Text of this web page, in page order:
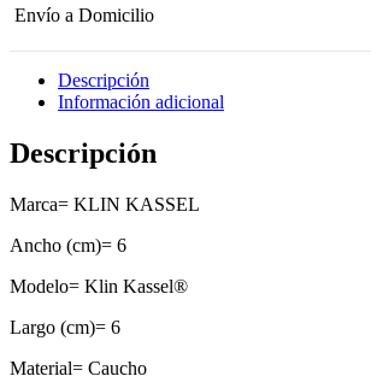
cantidad
Envío a Domicilio
Descripción
Información adicional
Descripción
Marca= KLIN KASSEL
Ancho (cm)= 6
Modelo= Klin Kassel®
Largo (cm)= 6
Material= Caucho